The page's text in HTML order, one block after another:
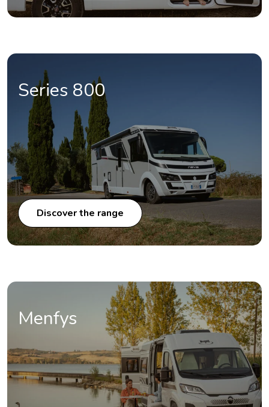
Series 800
Discover the range
Menfys